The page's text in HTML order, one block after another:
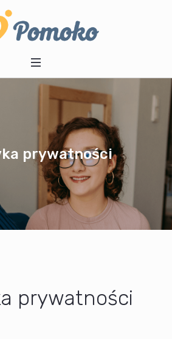
prywatności
prywatności